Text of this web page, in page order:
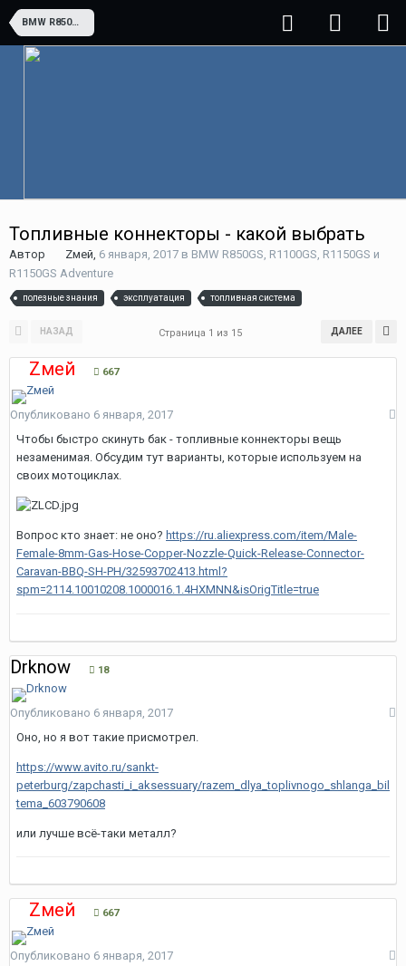
BMW R850GS, R1100GS, R1150GS и R1150GS Adventure
Топливные коннекторы - какой выбрать
Автор Zмей, 6 января, 2017 в BMW R850GS, R1100GS, R1150GS и
R1150GS Adventure
полезные знания эксплуатация топливная система
НАЗАД ДАЛЕЕ
Страница 1 из 15
Zмей 667
Опубликовано 6 января, 2017
Чтобы быстро скинуть бак - топливные коннекторы вещь
незаменимая. Обсудим тут варианты, которые используем на
своих мотоциклах.
Вопрос кто знает: не оно? https://ru.aliexpress.com/item/Male-
Female-8mm-Gas-Hose-Copper-Nozzle-Quick-Release-Connector-
Caravan-BBQ-SH-PH/32593702413.html?
spm=2114.10010208.1000016.1.4HXMNN&isOrigTitle=true
Drknow 18
Опубликовано 6 января, 2017
Оно, но я вот такие присмотрел.
https://www.avito.ru/sankt-
peterburg/zapchasti_i_aksessuary/razem_dlya_toplivnogo_shlanga_bil
tema_603790608
или лучше всё-таки металл?
Zмей 667
Опубликовано 6 января, 2017